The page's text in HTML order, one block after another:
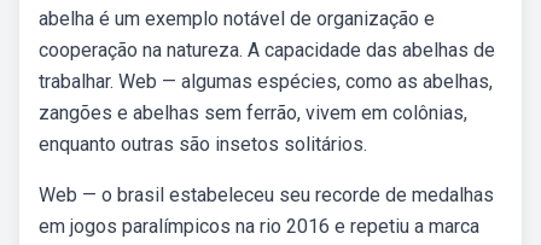
abelha é um exemplo notável de organização e
cooperação na natureza. A capacidade das abelhas de
trabalhar. Web — algumas espécies, como as abelhas,
zangões e abelhas sem ferrão, vivem em colônias,
enquanto outras são insetos solitários.
Web — o brasil estabeleceu seu recorde de medalhas
em jogos paralímpicos na rio 2016 e repetiu a marca